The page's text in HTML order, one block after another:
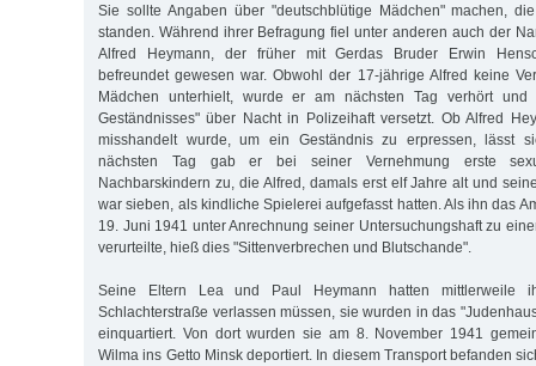
Sie sollte Angaben über "deutschblütige Mädchen" machen,
standen. Während ihrer Befragung fiel unter anderen auch der
Alfred Heymann, der früher mit Gerdas Bruder Erwin
befreundet gewesen war. Obwohl der 17-jährige Alfred keine
Mädchen unterhielt, wurde er am nächsten Tag verhört und
Geständnisses" über Nacht in Polizeihaft versetzt. Ob Alfred
misshandelt wurde, um ein Geständnis zu erpressen, lässt
nächsten Tag gab er bei seiner Vernehmung erste
Nachbarskindern zu, die Alfred, damals erst elf Jahre alt und
war sieben, als kindliche Spielerei aufgefasst hatten. Als ihn das
19. Juni 1941 unter Anrechnung seiner Untersuchungshaft zu
verurteilte, hieß dies "Sittenverbrechen und Blutschande".
Seine Eltern Lea und Paul Heymann hatten mittlerweile
Schlachterstraße verlassen müssen, sie wurden in das
einquartiert. Von dort wurden sie am 8. November 1941
Wilma ins Getto Minsk deportiert. In diesem Transport befanden